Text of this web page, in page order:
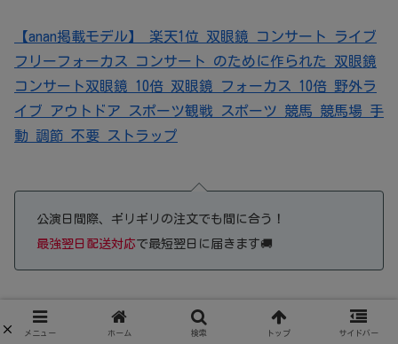
【anan掲載モデル】 楽天1位 双眼鏡 コンサート ライブ
フリーフォーカス コンサート のために作られた 双眼鏡
コンサート双眼鏡 10倍 双眼鏡 フォーカス 10倍 野外ラ
イブ アウトドア スポーツ観戦 スポーツ 競馬 競馬場 手
動 調節 不要 ストラップ
公演日間際、ギリギリの注文でも間に合う！
最強翌日配送対応で最短翌日に届きます🚚
メニュー ホーム 検索 トップ サイドバー